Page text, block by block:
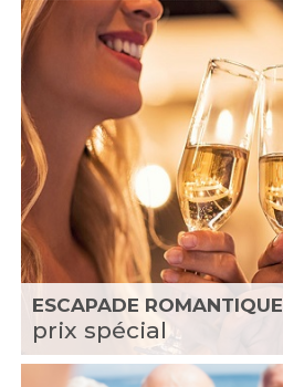
ESCAPADE ROMANTIQUE
prix spécial